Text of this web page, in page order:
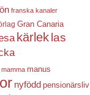
franska kanaler
Gran Canaria
kärlek las
mamma manus
nyfödd pensionärsliv